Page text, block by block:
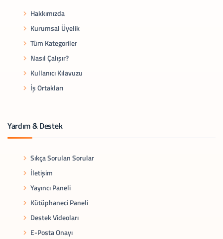
Hakkımızda
Kurumsal Üyelik
Tüm Kategoriler
Nasıl Çalışır?
Kullanıcı Kılavuzu
İş Ortakları
Yardım & Destek
Sıkça Sorulan Sorular
İletişim
Yayıncı Paneli
Kütüphaneci Paneli
Destek Videoları
E-Posta Onayı